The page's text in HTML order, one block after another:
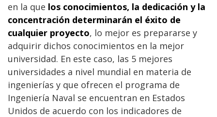
en la que los conocimientos, la dedicación y la
concentración determinarán el éxito de
cualquier proyecto, lo mejor es prepararse y
adquirir dichos conocimientos en la mejor
universidad. En este caso, las 5 mejores
universidades a nivel mundial en materia de
ingenierías y que ofrecen el programa de
Ingeniería Naval se encuentran en Estados
Unidos de acuerdo con los indicadores de